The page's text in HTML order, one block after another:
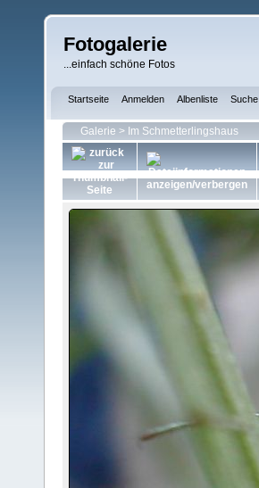
Fotogalerie
...einfach schöne Fotos
Startseite Anmelden Albenliste Suche
Galerie > Im Schmetterlingshaus